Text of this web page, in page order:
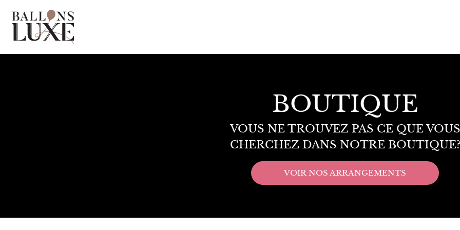
BOUTIQUE
VOUS NE TROUVEZ PAS CE QUE VOUS
CHERCHEZ DANS NOTRE BOUTIQUE?
VOIR NOS ARRANGEMENTS